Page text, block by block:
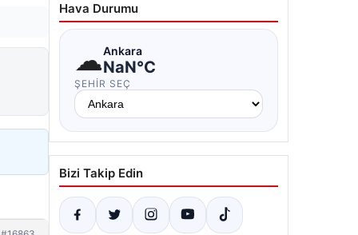
Hava Durumu
☁Ankara
NaN°C
ŞEHIR SEÇ
Bizi Takip Edin